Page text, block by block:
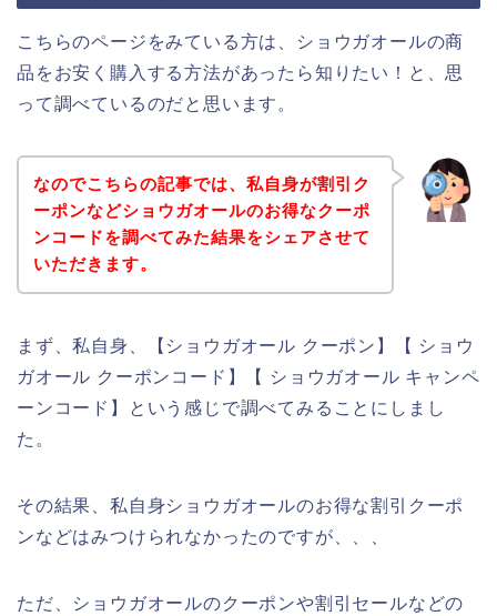
こちらのページをみている方は、ショウガオールの商
品をお安く購入する方法があったら知りたい！と、思
って調べているのだと思います。
なのでこちらの記事では、私自身が割引ク
ーポンなどショウガオールのお得なクーポ
ンコードを調べてみた結果をシェアさせて
いただきます。
まず、私自身、【ショウガオール クーポン】【 ショウ
ガオール クーポンコード】【 ショウガオール キャンペ
ーンコード】という感じで調べてみることにしまし
た。
その結果、私自身ショウガオールのお得な割引クーポ
ンなどはみつけられなかったのですが、、、
ただ、ショウガオールのクーポンや割引セールなどの